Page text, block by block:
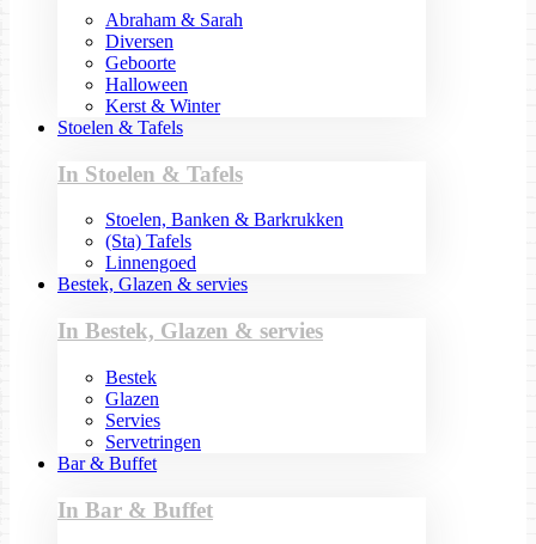
Abraham & Sarah
Diversen
Geboorte
Halloween
Kerst & Winter
Stoelen & Tafels
In Stoelen & Tafels
Stoelen, Banken & Barkrukken
(Sta) Tafels
Linnengoed
Bestek, Glazen & servies
In Bestek, Glazen & servies
Bestek
Glazen
Servies
Servetringen
Bar & Buffet
In Bar & Buffet